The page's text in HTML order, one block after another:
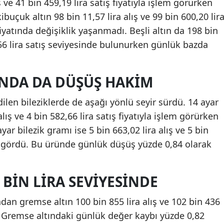
ve 41 bin 459,19 lira satış fiyatıyla işlem görürken
altın 98 bin 11,57 lira alış ve 99 bin 600,20 lira
değişiklik yaşanmadı. Beşli altın da 198 bin
lira satış seviyesinde bulunurken günlük bazda
DA DÜŞÜŞ HAKIM
bileziklerde de aşağı yönlü seyir sürdü. 14 ayar
ve 4 bin 582,66 lira satış fiyatıyla işlem görürken
bilezik gramı ise 5 bin 663,02 lira alış ve 5 bin
Bu üründe günlük düşüş yüzde 0,84 olarak
LIRA SEVIYESINDE
gremse altın 100 bin 855 lira alış ve 102 bin 436
altındaki günlük değer kaybı yüzde 0,82